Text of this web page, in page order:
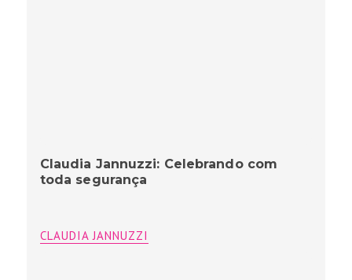
Claudia Jannuzzi: Celebrando com
toda segurança
CLAUDIA JANNUZZI